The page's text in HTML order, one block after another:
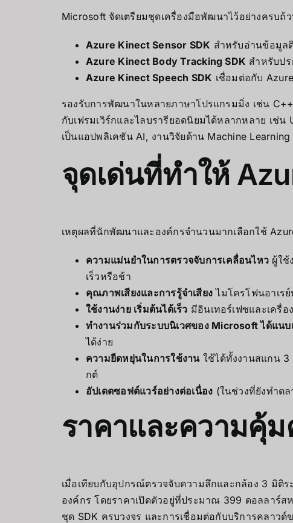
Microsoft จัดเตรียมชุดเครื่องมือพัฒนาไว้อย่างครบถ้
Azure Kinect Sensor SDK สำหรับอ่านข้อมูล
Azure Kinect Body Tracking SDK สำหรับปร
Azure Kinect Speech SDK เชื่อมต่อกับ
รองรับการพัฒนาในหลายภาษาโปรแกรมมิ่ง เช่น
กับเฟรมเวิร์กและไลบรารียอดนิยมได้หลากหลาย เช่
เป็นแอปพลิเคชัน AI, งานวิจัยด้าน Machine
จุดเด่นที่ทำให้
เหตุผลที่นักพัฒนาและองค์กรจำนวนมากเลือกใช้
ความแม่นยำในการตรวจจับการเคลื่อนไหว ผู้ใช้
เร็วหรือช้า
คุณภาพเสียงและการรู้จำเสียง ไมโครโฟนอาเร
ใช้งานง่าย เริ่มต้นได้เร็ว มีอินเทอร์เฟซและเครื่
ทำงานร่วมกับระบบนิเวศของ Microsoft ได้แน
ได้ง่าย
ความยืดหยุ่นในการใช้งานใช้ได้ทั้งงานสแกน 3
กต์
อัปเดตซอฟต์แวร์อย่างต่อเนื่อง (ในช่วงที่ยังทำต
ราคาและความคุ้ม
เมื่อเทียบกับอุปกรณ์ตรวจจับความลึกและกล้อง 3 มิติ
องค์กร โดยราคาเปิดตัวอยู่ที่ประมาณ 399 ดอลลาร์ส
ชุด SDK ครบวงจร และการเชื่อมต่อกับบริการคลาว